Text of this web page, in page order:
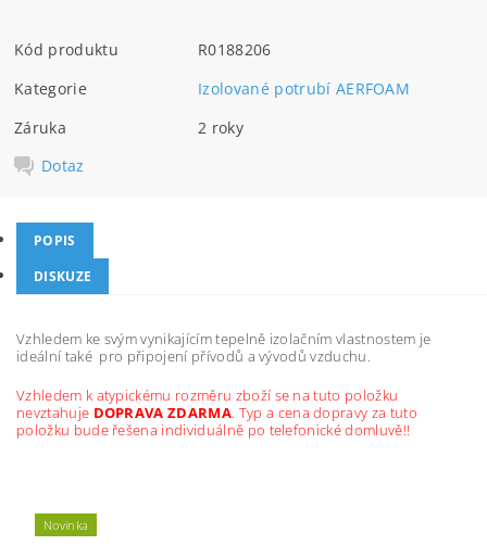
Kód produktu
R0188206
Kategorie
Izolované potrubí AERFOAM
Záruka
2 roky
Dotaz
POPIS
DISKUZE
Vzhledem ke svým vynikajícím tepelně izolačním vlastnostem je
ideální také pro připojení přívodů a vývodů vzduchu.
Vzhledem k atypickému rozměru zboží se na tuto položku
nevztahuje DOPRAVA ZDARMA. Typ a cena dopravy za tuto
položku bude řešena individuálně po telefonické domluvě!!
Novinka